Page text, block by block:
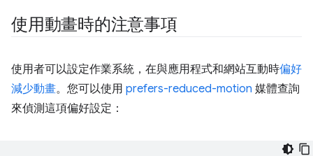
使用動畫時的注意事項
使用者可以設定作業系統，在與應用程式和網站互動時偏好
減少動畫。您可以使用 prefers-reduced-motion 媒體查詢
來偵測這項偏好設定：